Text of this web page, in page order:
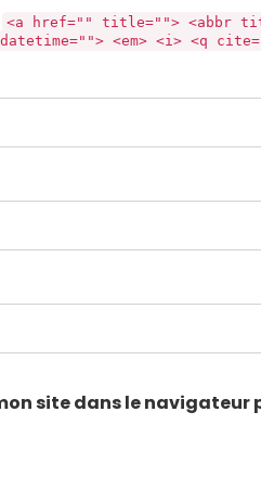
<a href="" title=""> <abbr
<em> <i> <q
site dans le navigateur